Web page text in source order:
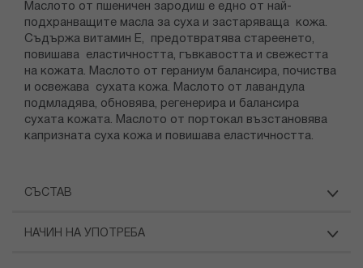
Маслото от пшеничен зародиш е едно от най-
подхранващите масла за суха и застаряваща кожа.
Съдържа витамин Е, предотвратява стареенето,
повишава еластичността, гъвкавостта и свежестта
на кожата. Маслото от гераниум балансира, почиства
и освежава сухата кожа. Маслото от лавандула
подмладява, обновява, регенерира и балансира
сухата кожата. Маслото от портокал възстановява
капризната суха кожа и повишава еластичността.
СЪСТАВ
НАЧИН НА УПОТРЕБА